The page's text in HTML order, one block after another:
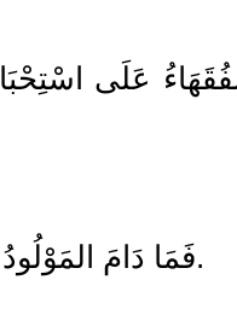
عَلَى
فَمَا دَامَ المَوْلُودُ وُلِدَ لَيْلَاً فَاليَوْمُ الأَوَّلُ الذي يُحْسَبُ مِنَ السَّبْعَةِ هُوَ اليَوْمُ الذي لَيْلَتُهُ مَوْلِدُ المَوْلُودِ. هذا، والله تعالى أعلم.